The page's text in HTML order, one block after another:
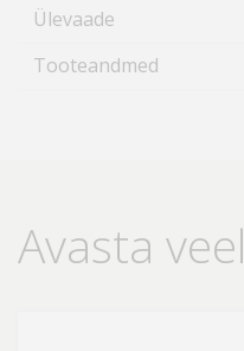
Ülevaade
Tooteandmed
Avasta veel